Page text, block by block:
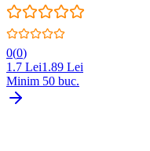
0(0)
1.7 Lei1.89 Lei
Minim 50 buc.